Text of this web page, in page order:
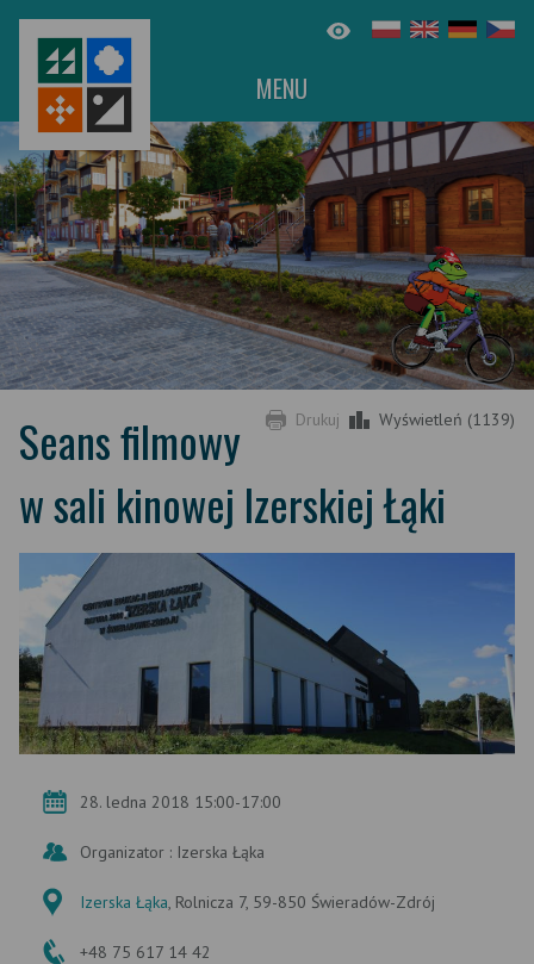
MENU
Drukuj Wyświetleń (1139)
Seans filmowy
w sali kinowej Izerskiej Łąki
28. ledna 2018 15:00-17:00
Organizator : Izerska Łąka
Izerska Łąka, Rolnicza 7, 59-850 Świeradów-Zdrój
+48 75 617 14 42